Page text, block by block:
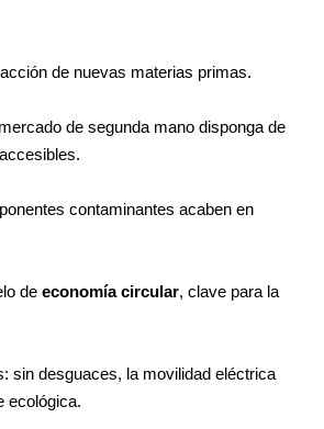
de nuevas materias primas.
de segunda mano disponga de
contaminantes acaben en
de economía circular, clave para la
sin desguaces, la movilidad eléctrica
ecológica.